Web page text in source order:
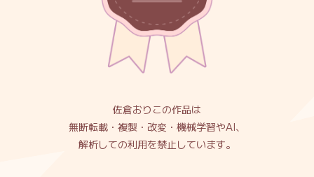
佐倉おりこの作品は
無断転載・複製・改変・機械学習やAI、
解析しての利用を禁止しています。